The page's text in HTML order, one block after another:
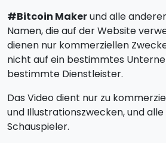
#Bitcoin Makerund alle
Namen, die auf der Website
dienen nur kommerziellen
nicht auf ein bestimmtes
bestimmte Dienstleister.
Das Video dient nur zu
und Illustrationszwecken, und
Schauspieler.